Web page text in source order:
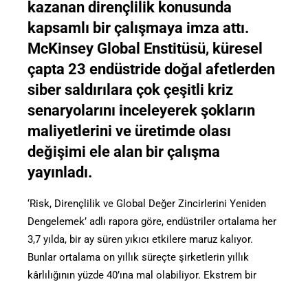
kazanan dirençlilik konusunda
kapsamlı bir çalışmaya imza attı.
McKinsey Global Enstitüsü, küresel
çapta 23 endüstride doğal afetlerden
siber saldırılara çok çeşitli kriz
senaryolarını inceleyerek şokların
maliyetlerini ve üretimde olası
değişimi ele alan bir çalışma
yayınladı.
‘Risk, Dirençlilik ve Global Değer Zincirlerini Yeniden
Dengelemek’ adlı rapora göre, endüstriler ortalama her
3,7 yılda, bir ay süren yıkıcı etkilere maruz kalıyor.
Bunlar ortalama on yıllık süreçte şirketlerin yıllık
kârlılığının yüzde 40’ına mal olabiliyor. Ekstrem bir